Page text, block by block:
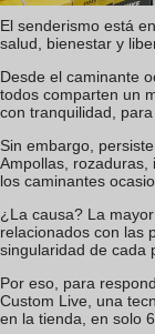
El senderismo está
salud, bienestar y
Desde el caminante
todos comparten un
con tranquilidad,
Sin embargo,
Ampollas, rozaduras,
los caminantes
¿La causa? La
relacionados con las
singularidad de cada
Por eso, para
Custom Live, una
en la tienda, en solo